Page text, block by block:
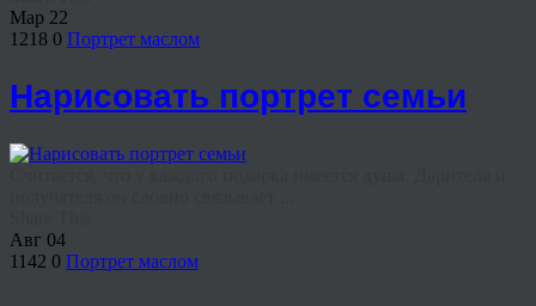
Мар 22
1218 0 Портрет маслом
Нарисовать портрет семьи
Авг 04
1142 0 Портрет маслом